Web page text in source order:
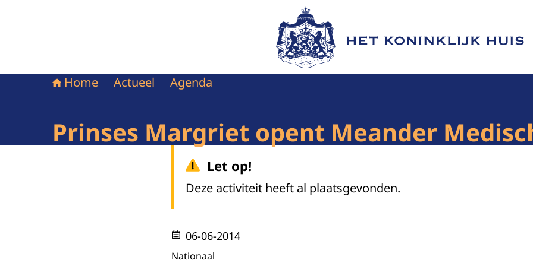
Naar de homepage van Het Koninklijk Huis
Home Actueel Agenda
Prinses Margriet opent Meander
Let op!
Deze activiteit heeft al plaatsgevonden.
06-06-2014
Nationaal